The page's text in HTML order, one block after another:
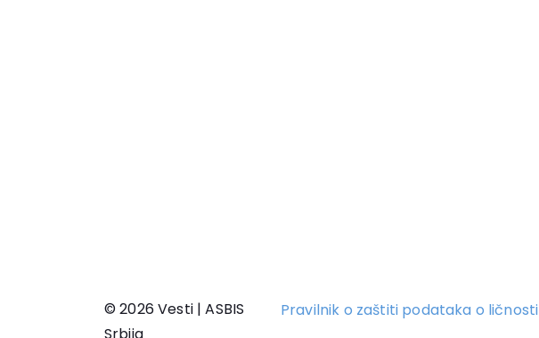
© 2026 Vesti | ASBIS
Pravilnik o zaštiti podataka o ličnosti